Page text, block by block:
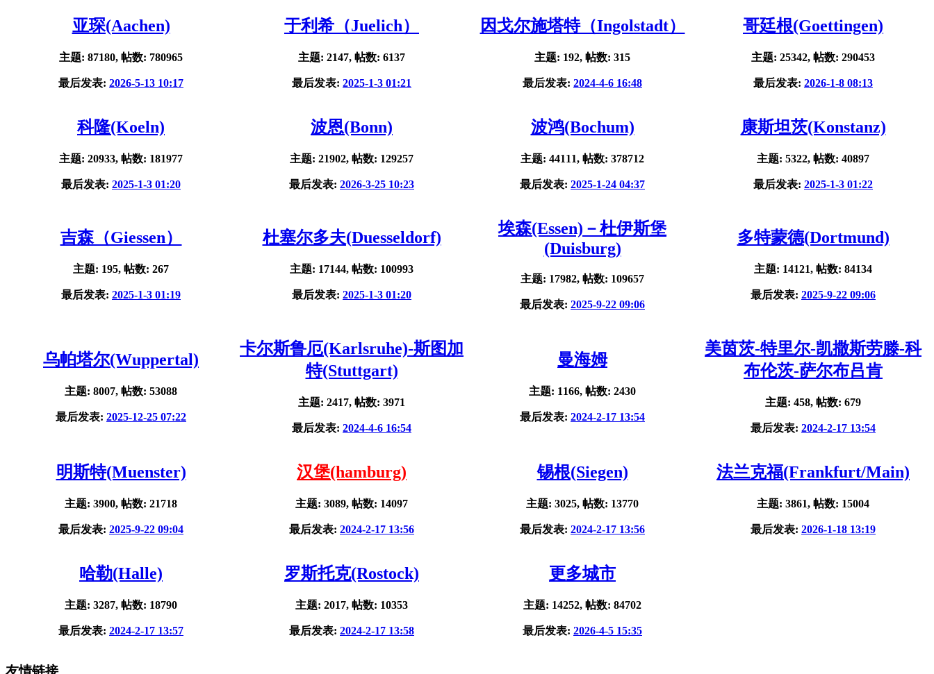
亚琛(Aachen)
主题: 87180, 帖数: 780965
最后发表: 2026-5-13 10:17
于利希（Juelich）
主题: 2147, 帖数: 6137
最后发表: 2025-1-3 01:21
因戈尔施塔特（Ingolstadt）
主题: 192, 帖数: 315
最后发表: 2024-4-6 16:48
哥廷根(Goettingen)
主题: 25342, 帖数: 290453
最后发表: 2026-1-8 08:13
科隆(Koeln)
主题: 20933, 帖数: 181977
最后发表: 2025-1-3 01:20
波恩(Bonn)
主题: 21902, 帖数: 129257
最后发表: 2026-3-25 10:23
波鸿(Bochum)
主题: 44111, 帖数: 378712
最后发表: 2025-1-24 04:37
康斯坦茨(Konstanz)
主题: 5322, 帖数: 40897
最后发表: 2025-1-3 01:22
吉森（Giessen）
主题: 195, 帖数: 267
最后发表: 2025-1-3 01:19
杜塞尔多夫(Duesseldorf)
主题: 17144, 帖数: 100993
最后发表: 2025-1-3 01:20
埃森(Essen)－杜伊斯堡
(Duisburg)
主题: 17982, 帖数: 109657
最后发表: 2025-9-22 09:06
多特蒙德(Dortmund)
主题: 14121, 帖数: 84134
最后发表: 2025-9-22 09:06
乌帕塔尔(Wuppertal)
主题: 8007, 帖数: 53088
最后发表: 2025-12-25 07:22
卡尔斯鲁厄(Karlsruhe)-斯图加
特(Stuttgart)
主题: 2417, 帖数: 3971
最后发表: 2024-4-6 16:54
曼海姆
主题: 1166, 帖数: 2430
最后发表: 2024-2-17 13:54
美茵茨-特里尔-凯撒斯劳滕-科
布伦茨-萨尔布吕肯
主题: 458, 帖数: 679
最后发表: 2024-2-17 13:54
明斯特(Muenster)
主题: 3900, 帖数: 21718
最后发表: 2025-9-22 09:04
汉堡(hamburg)
主题: 3089, 帖数: 14097
最后发表: 2024-2-17 13:56
锡根(Siegen)
主题: 3025, 帖数: 13770
最后发表: 2024-2-17 13:56
法兰克福(Frankfurt/Main)
主题: 3861, 帖数: 15004
最后发表: 2026-1-18 13:19
哈勒(Halle)
主题: 3287, 帖数: 18790
最后发表: 2024-2-17 13:57
罗斯托克(Rostock)
主题: 2017, 帖数: 10353
最后发表: 2024-2-17 13:58
更多城市
主题: 14252, 帖数: 84702
最后发表: 2026-4-5 15:35